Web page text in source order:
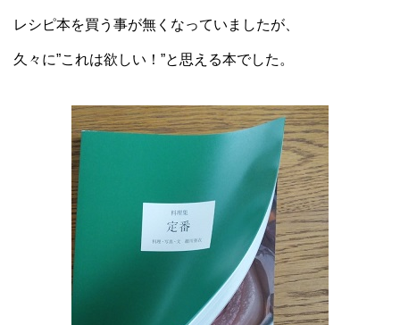
レシピ本を買う事が無くなっていましたが、
久々に”これは欲しい！”と思える本でした。